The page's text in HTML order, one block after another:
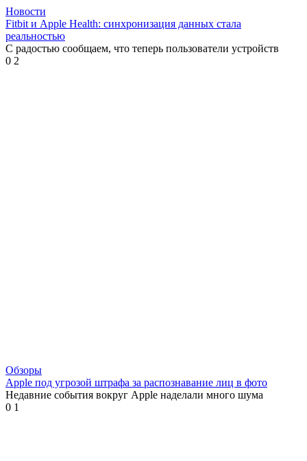
Новости
Fitbit и Apple Health: синхронизация данных стала
реальностью
С радостью сообщаем, что теперь пользователи устройств
0 2
Обзоры
Apple под угрозой штрафа за распознавание лиц в фото
Недавние события вокруг Apple наделали много шума
0 1